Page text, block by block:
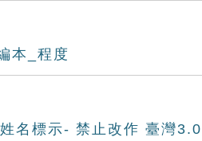
本_程度
名標示- 禁止改作 臺灣